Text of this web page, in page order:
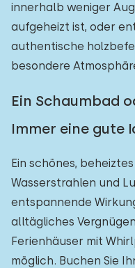
innerhalb weniger
aufgeheizt ist, oder
authentische
besondere
Ein Schaumbad
Immer eine gute
Ein schönes,
Wasserstrahlen und
entspannende
alltägliches
Ferienhäuser mit
möglich. Buchen Sie